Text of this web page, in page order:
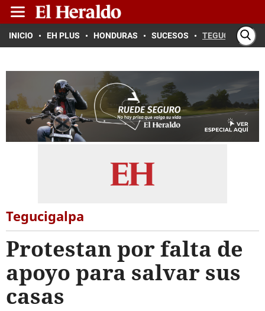
INICIO EH PLUS HONDURAS SUCESOS TEGUCIGALPA
Tegucigalpa
Protestan por falta de
apoyo para salvar sus
casas